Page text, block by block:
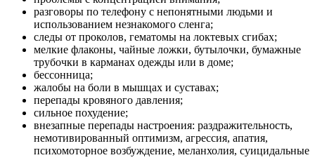
разговоры по телефону с непонятными людьми и
использованием незнакомого сленга;
следы от проколов, гематомы на локтевых сгибах;
мелкие флаконы, чайные ложки, бутылочки, бумажные
трубочки в карманах одежды или в доме;
бессонница;
жалобы на боли в мышцах и суставах;
перепады кровяного давления;
сильное похудение;
внезапные перепады настроения: раздражительность,
немотивированный оптимизм, агрессия, апатия,
психомоторное возбуждение, меланхолия, суицидальные